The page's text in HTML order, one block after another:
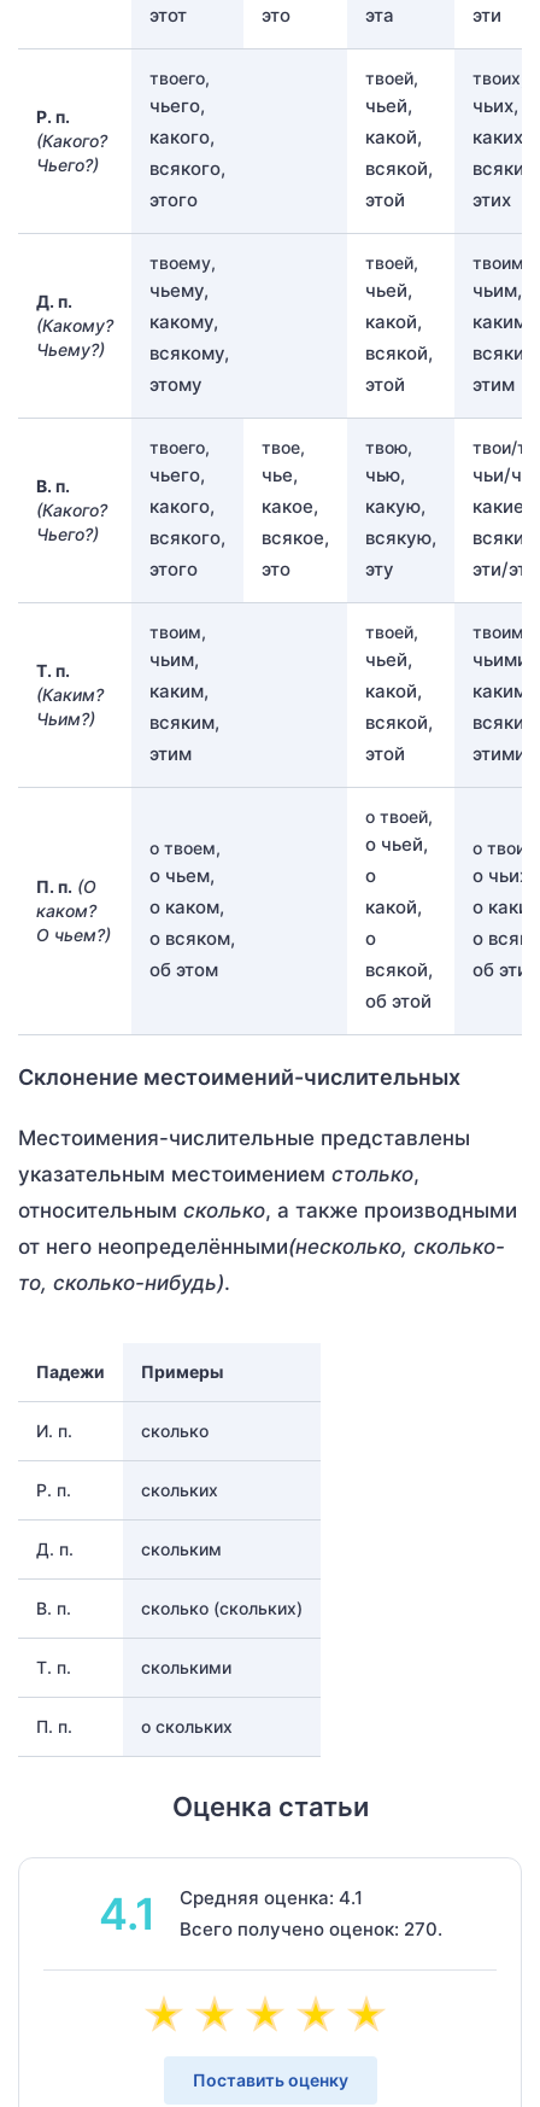
этот
это
эта
эти
Р. п.
(Какого?
Чьего?)
твоего,
чьего,
какого,
всякого,
этого
твоей,
чьей,
какой,
всякой,
этой
твоих,
чьих,
каких,
всяких,
этих
Д. п.
(Какому?
Чьему?)
твоему,
чьему,
какому,
всякому,
этому
твоей,
чьей,
какой,
всякой,
этой
твоим,
чьим,
каким,
этим
В. п.
(Какого?
Чьего?)
твоего,
чьего,
какого,
всякого,
этого
твое,
чье,
какое,
всякое,
это
твою,
чью,
какую,
всякую,
эту
твои/
чьи/
какие/
эти/
Т. п.
(Каким?
Чьим?)
твоим,
чьим,
каким,
всяким,
этим
твоей,
чьей,
какой,
всякой,
этой
твоими,
чьими,
этими
П. п. (О
каком?
О чьем?)
о твоем,
о чьем,
о каком,
о всяком,
об этом
о твоей,
о чьей,
о
какой,
о
всякой,
об этой
о твоих,
о чьих,
о
о
об этих
Склонение местоимений-числительных
Местоимения-числительные представлены
указательным местоимением столько,
относительным сколько, а также производными
от него неопределёнными(несколько, сколько-
то, сколько-нибудь).
Падежи Примеры
И. п. сколько
Р. п. скольких
Д. п. скольким
В. п. сколько (скольких)
Т. п. сколькими
П. п. о скольких
Оценка статьи
4.1
Средняя оценка: 4.1
Всего получено оценок: 270.
Поставить оценку